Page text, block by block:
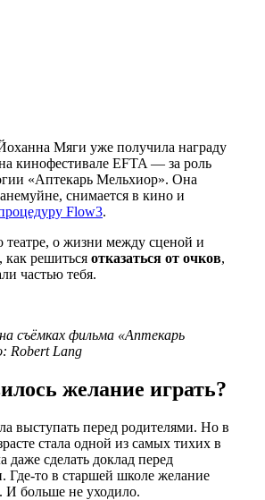
Мяги уже получила награду
кинофестивале EFTA — за роль
«Аптекарь Мельхиор». Она
снимается в кино и
Flow3.
о жизни между сценой и
решиться отказаться от очков,
частью тебя.
съёмках фильма «Аптекарь
Robert Lang
желание играть?
выступать перед родителями. Но в
стала одной из самых тихих в
даже сделать доклад перед
Где-то в старшей школе желание
И больше не уходило.